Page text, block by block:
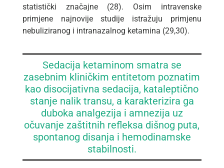
statistički značajne (28). Osim intravenske
primjene najnovije studije istražuju primjenu
nebuliziranog i intranazalnog ketamina (29,30).
Sedacija ketaminom smatra se
zasebnim kliničkim entitetom poznatim
kao disocijativna sedacija, kataleptično
stanje nalik transu, a karakterizira ga
duboka analgezija i amnezija uz
očuvanje zaštitnih refleksa dišnog puta,
spontanog disanja i hemodinamske
stabilnosti.